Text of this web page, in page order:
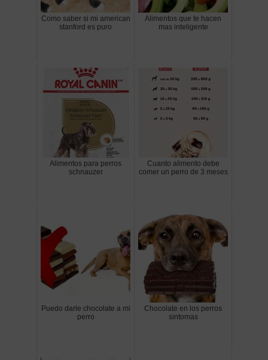
Como saber si mi american
stanford es puro
Alimentos que te hacen
mas inteligente
Alimentos para perros
schnauzer
Cuanto alimento debe
comer un perro de 3 meses
Puedo darle chocolate a mi
perro
Chocolate en los perros
sintomas